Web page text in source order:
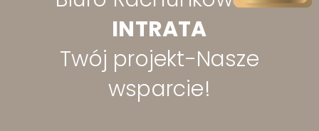
INTRATA
Twój projekt-Nasze
wsparcie!